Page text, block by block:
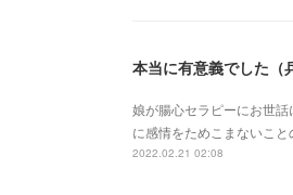
本当に有意義でした（
娘が腸心セラピーにお世
に感情をためこまないこ
2022.02.21 02:08